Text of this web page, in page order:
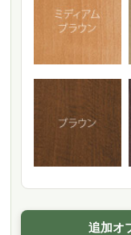
追加オ